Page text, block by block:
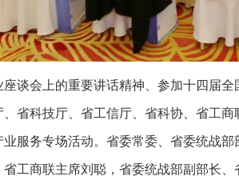
谈会上的重要讲话精神、参加十四届
省科技厅、省工信厅、省科协、省工
服务专场活动。省委常委、省委统战
工商联主席刘聪，省委统战部副部长